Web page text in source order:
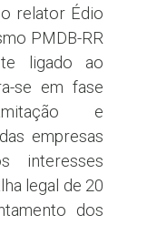
relator Édio
PMDB-RR
ligado ao
se em fase
e
empresas
interesses
legal de 20
dos